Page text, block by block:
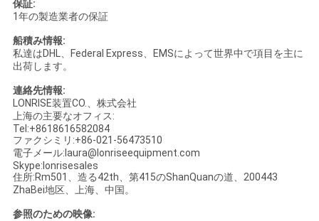
バ
シ
ー
ポ
リ
シ
ー
保証:
1年の製造業者の保証
船積み情報:
私達はDHL、Federal Express、EMSによって世界中で項目を主に
出荷します。
連絡先情報:
LONRISE装置CO.、株式会社
上海の主要なオフィス:
Tel:+8618616582084
ファクシミリ:+86-021-56473510
電子メール:laura@lonriseequipment.com
Skype:lonrisesales
住所:Rm501、造る42th、第415のShanQuanの道、200443
ZhaBei地区、上海、中国。
参照のための映像: